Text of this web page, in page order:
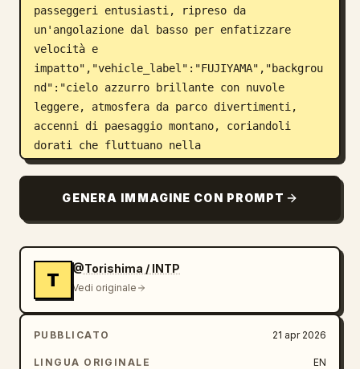
passeggeri entusiasti, ripreso da
un'angolazione dal basso per enfatizzare
velocità e
impatto","vehicle_label":"FUJIYAMA","backgrou
nd":"cielo azzurro brillante con nuvole
leggere, atmosfera da parco divertimenti,
accenni di paesaggio montano, coriandoli
dorati che fluttuano nella
composizione"},"color_palette":{"primary":
profondo","nero"],"mood":"urgente,
celebrativo, premium, energico"},"layout":
superiore","position":"in alto a sinistra
nell'area superiore","count":1,"labels":["待ち
時間をお金で買う、最高の体験を。"]},
{"title":"blocco titolo
principale","position":"da in alto a sinistra
al centro","count":3,"labels":["並ばず、もっと
GENERA IMMAGINE CON PROMPT
T
@Torishima / INTP
Vedi originale
PUBBLICATO 21 apr 2026
LINGUA ORIGINALE EN